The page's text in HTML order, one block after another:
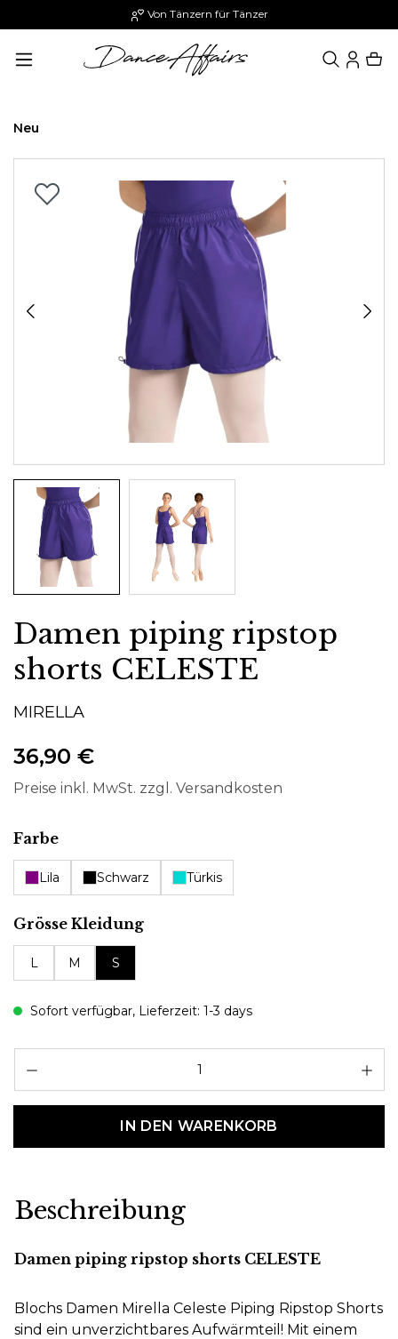
Von Tänzern für Tänzer
Neu
Damen piping ripstop
shorts CELESTE
MIRELLA
36,90 €
Preise inkl. MwSt. zzgl. Versandkosten
Farbeauswählen
Lila Schwarz Türkis
Grösse Kleidungauswählen
L M S
Sofort verfügbar, Lieferzeit: 1-3 days
IN DEN WARENKORB
Beschreibung
Damen piping ripstop shorts CELESTE
Blochs Damen Mirella Celeste Piping Ripstop Shorts
sind ein unverzichtbares Aufwärmteil! Mit einem